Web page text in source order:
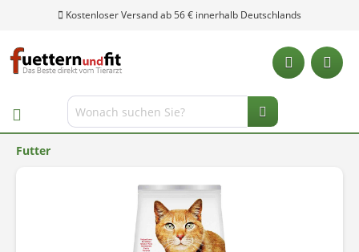
Kostenloser Versand ab 56 € innerhalb Deutschlands
Futter